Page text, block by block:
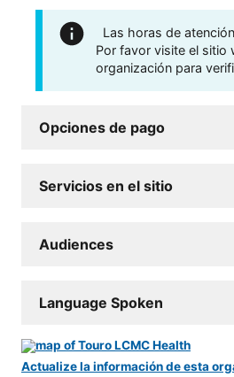
Las horas de
Por favor visite el sitio
organización para
Opciones de pago
Servicios en el sitio
Audiences
Language Spoken
Actualize la información de esta